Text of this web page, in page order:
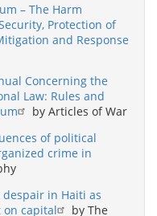
– The Harm
Protection of
and Response
Concerning the
Law: Rules and
by Articles of War
of political
crime in
despair in Haiti as
on capital
by The